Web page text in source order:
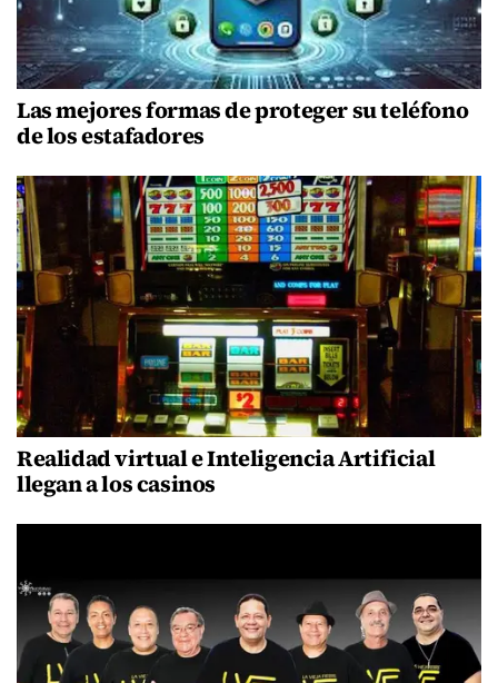
Las mejores formas de proteger su teléfono
de los estafadores
Realidad virtual e Inteligencia Artificial
llegan a los casinos